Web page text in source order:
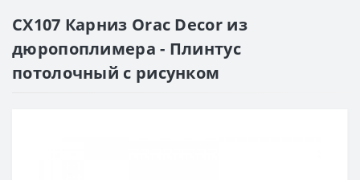
CX107 Карниз Orac Decor из
дюропоплимера - Плинтус
потолочный с рисунком